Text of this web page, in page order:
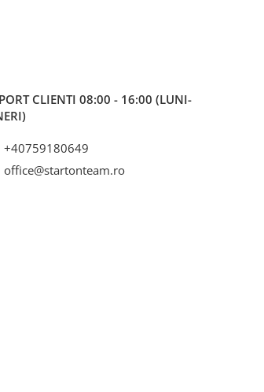
CLIENTI 08:00 - 16:00 (LUNI-
+40759180649
office@startonteam.ro